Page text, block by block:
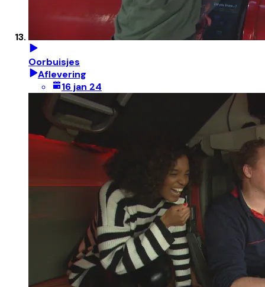
Oorbuisjes
Aflevering
16 jan 24